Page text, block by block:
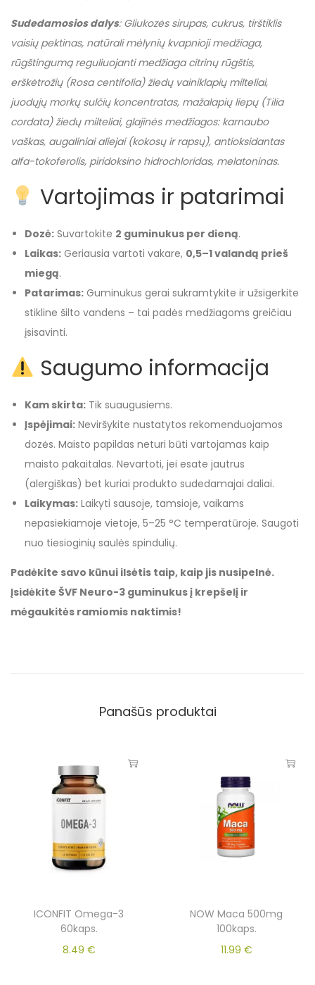
Sudedamosios dalys: Gliukozės sirupas, cukrus, tirštiklis
vaisių pektinas, natūrali mėlynių kvapnioji medžiaga,
rūgštingumą reguliuojanti medžiaga citrinų rūgštis,
erškėtrožių (Rosa centifolia) žiedų vainiklapių milteliai,
juodųjų morkų sulčių koncentratas, mažalapių liepų (Tilia
cordata) žiedų milteliai, glajinės medžiagos: karnaubo
vaškas, augaliniai aliejai (kokosų ir rapsų), antioksidantas
alfa-tokoferolis, piridoksino hidrochloridas, melatoninas.
Vartojimas ir patarimai
Dozė: Suvartokite 2 guminukus per dieną.
Laikas: Geriausia vartoti vakare, 0,5–1 valandą prieš
miegą.
Patarimas: Guminukus gerai sukramtykite ir užsigerkite
stikline šilto vandens – tai padės medžiagoms greičiau
įsisavinti.
Saugumo informacija
Kam skirta: Tik suaugusiems.
Įspėjimai: Neviršykite nustatytos rekomenduojamos
dozės. Maisto papildas neturi būti vartojamas kaip
maisto pakaitalas. Nevartoti, jei esate jautrus
(alergiškas) bet kuriai produkto sudedamajai daliai.
Laikymas: Laikyti sausoje, tamsioje, vaikams
nepasiekiamoje vietoje, 5–25 °C temperatūroje. Saugoti
nuo tiesioginių saulės spindulių.
Padėkite savo kūnui ilsėtis taip, kaip jis nusipelnė.
Įsidėkite ŠVF Neuro-3 guminukus į krepšelį ir
mėgaukitės ramiomis naktimis!
Panašūs produktai
ICONFIT Omega-3
60kaps.
8.49 €
NOW Maca 500mg
100kaps.
11.99 €